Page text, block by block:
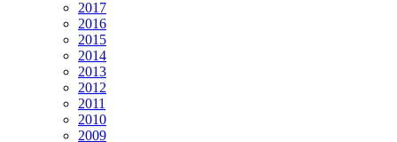
2017
2016
2015
2014
2013
2012
2011
2010
2009